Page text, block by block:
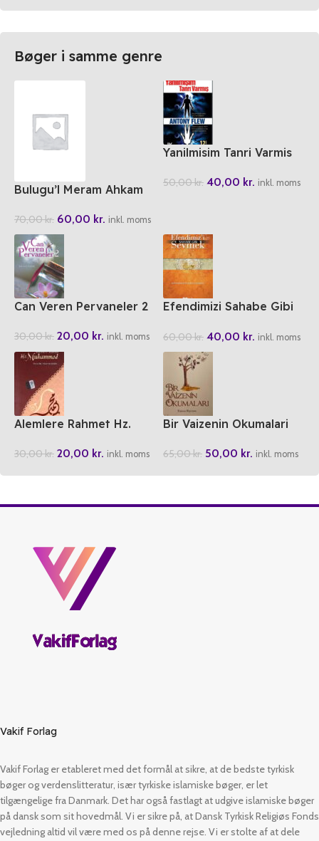
Bøger i samme genre
Bulugu’l Meram Ahkam
70,00kr. 60,00 kr. inkl. moms
Yanilmisim Tanri Varmis
50,00kr. 40,00 kr. inkl. moms
Can Veren Pervaneler 2
30,00kr. 20,00 kr. inkl. moms
Efendimizi Sahabe Gibi
60,00kr. 40,00 kr. inkl. moms
Alemlere Rahmet Hz.
30,00kr. 20,00 kr. inkl. moms
Bir Vaizenin Okumalari
65,00kr. 50,00 kr. inkl. moms
Vakif Forlag
Vakif Forlag er etableret med det formål at sikre, at de bedste tyrkisk
bøger og verdenslitteratur, især tyrkiske islamiske bøger, er let
tilgængelige fra Danmark. Det har også fastlagt at udgive islamiske bøger
på dansk som sit hovedmål. Vi er sikre på, at Dansk Tyrkisk Religiøs Fonds
vejledning altid vil være med os på denne rejse. Vi er stolte af at dele